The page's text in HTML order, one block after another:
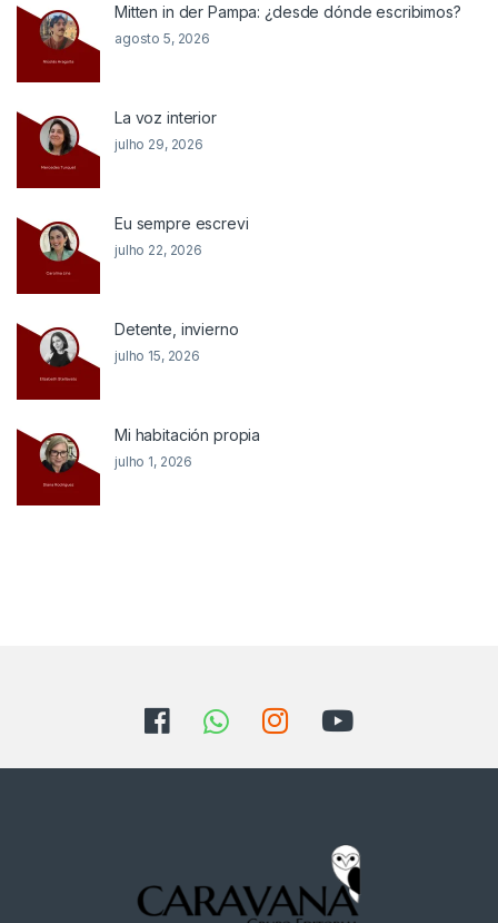
Mitten in der Pampa: ¿desde dónde escribimos?
agosto 5, 2026
La voz interior
julho 29, 2026
Eu sempre escrevi
julho 22, 2026
Detente, invierno
julho 15, 2026
Mi habitación propia
julho 1, 2026